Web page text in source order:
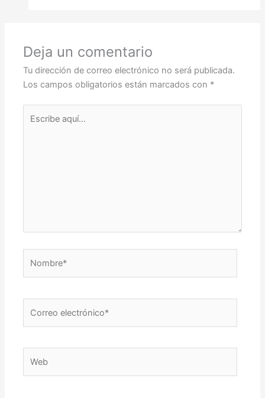
Deja un comentario
Tu dirección de correo electrónico no será publicada.
Los campos obligatorios están marcados con *
aquí...
electrónico*